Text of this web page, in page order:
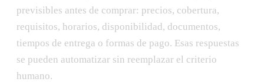
previsibles antes de comprar: precios, cobertura,
requisitos, horarios, disponibilidad, documentos,
tiempos de entrega o formas de pago. Esas respuestas
se pueden automatizar sin reemplazar el criterio
humano.